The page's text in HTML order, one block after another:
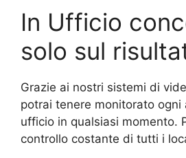
In Ufficio
solo sul
Grazie ai nostri sistemi di
potrai tenere monitorato ogni
ufficio in qualsiasi momento.
controllo costante di tutti i